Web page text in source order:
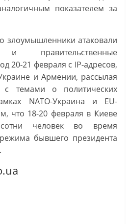
показателем за
злоумышленники атаковали
и правительственные
20-21 февраля с IP-адресов,
и Армении, рассылая
с темами о политических
NATO-Украина и EU-
что 18-20 февраля в Киеве
человек во время
бывшего президента
.